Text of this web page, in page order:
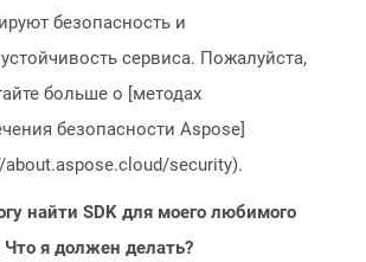
безопасность и
сервиса. Пожалуйста,
больше о [методах
безопасности Aspose]
about.aspose.cloud/security).
найти SDK для моего любимого
я должен делать?